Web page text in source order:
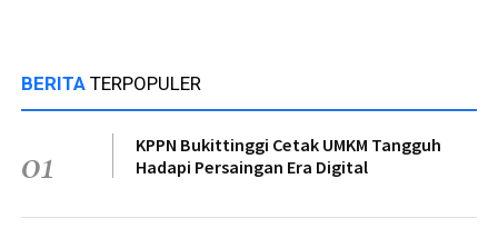
BERITA TERPOPULER
01
KPPN Bukittinggi Cetak UMKM Tangguh
Hadapi Persaingan Era Digital